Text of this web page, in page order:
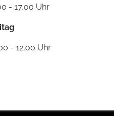
- 17.00 Uhr
- 12.00 Uhr